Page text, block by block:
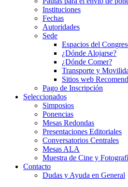
Instituciones
Fechas
Autoridades
Sede
Espacios del
¿Dónde Alojarse?
¿Dónde Comer?
Transporte y
Sitios web
Pago de Inscripción
Seleccionados
Simposios
Ponencias
Mesas Redondas
Presentaciones Editoriales
Conversatorios Centrales
Mesas ALA
Muestra de Cine y
Contacto
Dudas y Ayuda en General